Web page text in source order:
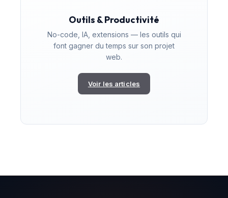
Outils & Productivité
No-code, IA, extensions — les outils qui
font gagner du temps sur son projet
web.
Voir les articles